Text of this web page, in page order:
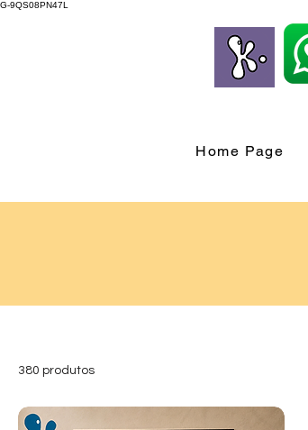
G-9QS08PN47L
Home Page
380 produtos